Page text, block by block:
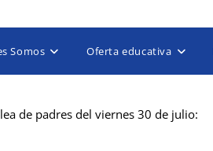
Somos Oferta educativa
de padres del viernes 30 de julio: